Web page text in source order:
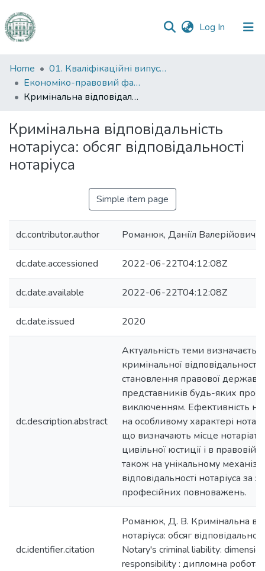
Log In (current)
Communities
&
Collections
Statistics
Home
01. Кваліфікаційні випускні роботи здобувачів вищої освіти
Економіко-правовий факультет
Кримінальна відповідальність нотаріуса: обсяг відповідальності нотаріуса
Кримінальна відповідальність
нотаріуса: обсяг відповідальності
нотаріуса
Simple item page
dc.contributor.author Романюк, Даніїл Валерійович
dc.date.accessioned 2022-06-22T04:12:08Z
dc.date.available 2022-06-22T04:12:08Z
dc.date.issued 2020
dc.description.abstract
Актуальність теми
кримінальної
становлення правової
представників будь-яких
виключенням. Ефективність
на особливому характері
що визначають місце нотаріату
цивільної юстиції і в правовій
також на унікальному
відповідальності нотаріуса за
професійних повноважень.
dc.identifier.citation
Романюк, Д. В. Кримінальна
нотаріуса: обсяг
Notary's criminal liability:
responsibility : дипломна робота